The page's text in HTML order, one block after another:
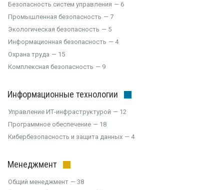
Безопасность систем управления
6
Промышленная безопасность
7
Экологическая безопасность
5
Информационная безопасность
4
Охрана труда
15
Комплексная безопасность
9
Информационные технологии
Управление ИТ-инфраструктурой
12
Программное обеспечение
18
Кибербезопасность и защита данных
4
Менеджмент
Общий менеджмент
38